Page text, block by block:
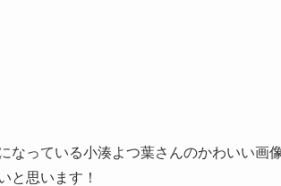
なっている小湊よつ葉さんのかわいい画
と思います！